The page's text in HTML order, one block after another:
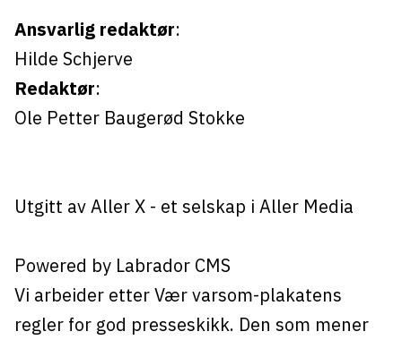
Ansvarlig redaktør:
Hilde Schjerve
Redaktør:
Ole Petter Baugerød Stokke
Utgitt av Aller X- et selskap i Aller Media
Powered by Labrador CMS
Vi arbeider etter Vær varsom-plakatens
regler for god presseskikk. Den som mener